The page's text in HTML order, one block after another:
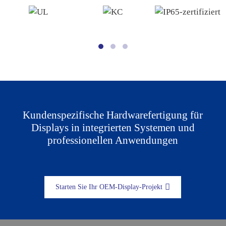
Kundenspezifische Hardwarefertigung für
Displays in integrierten Systemen und
professionellen Anwendungen
Starten Sie Ihr OEM-Display-Projekt